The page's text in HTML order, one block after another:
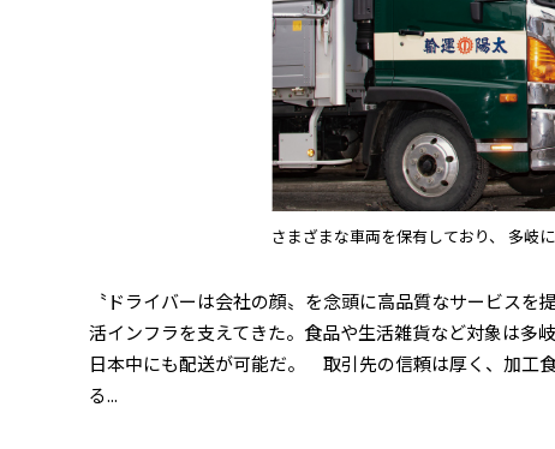
さまざまな車両を保有しており、 多岐
〝ドライバーは会社の顔〟を念頭に高品質なサービス
活インフラを支えてきた。食品や生活雑貨など対象は多
日本中にも配送が可能だ。 取引先の信頼は厚く、加工
る...